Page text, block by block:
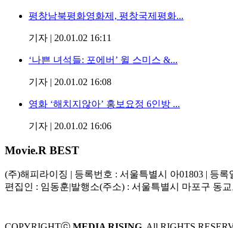
평창남북평화영화제, 평창국제평화...
기자 | 20.01.02 16:11
‘나쁜 녀석들: 포에버’ 윌 스미스 &...
기자 | 20.01.02 16:08
영화 ‘해치지않아’ 홍보요정 6인방 ...
기자 | 20.01.02 16:06
Movie.R BEST
(주)해피라이징 | 등록번호 : 서울특별시 아01803 | 등록
편집인 : 임동훈|발행소(주소) : 서울특별시 마포구 동